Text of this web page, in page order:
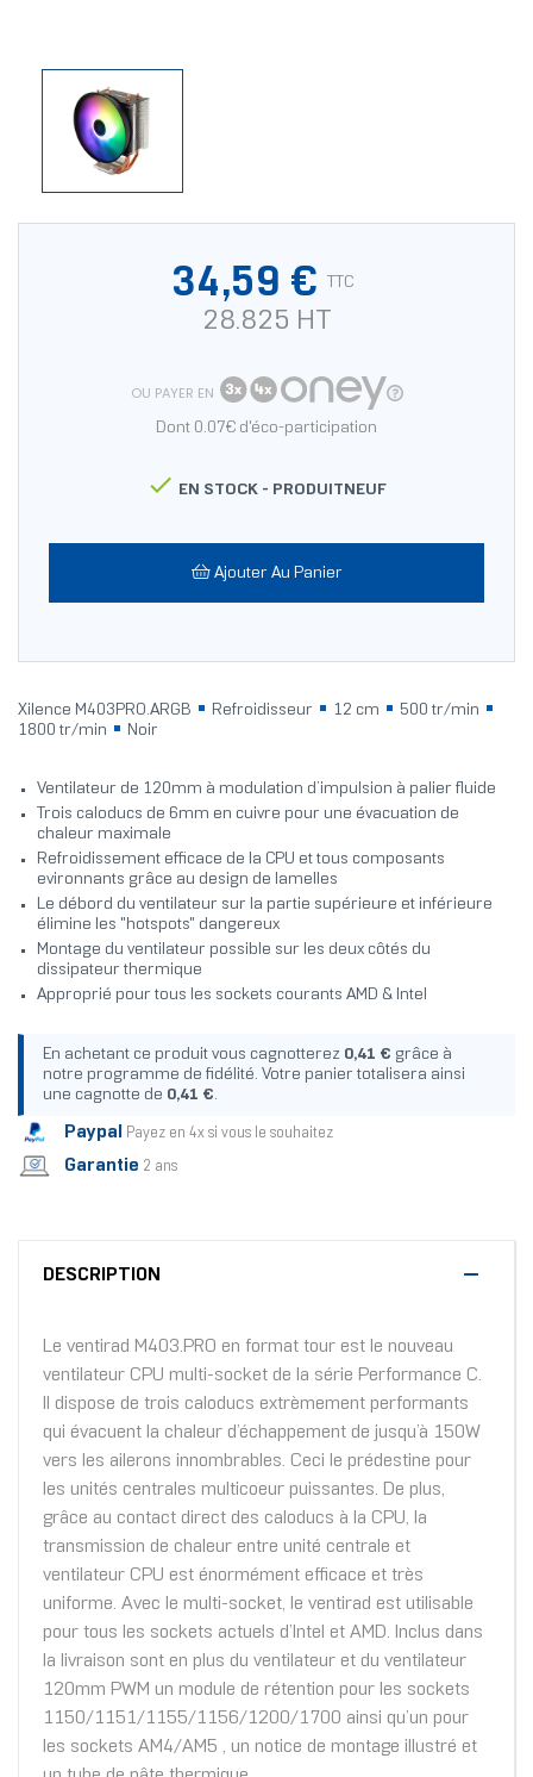
34,59 € TTC
28.825 HT
OU PAYER EN
Dont 0.07€ d'éco-participation
 EN STOCK - PRODUITNEUF
Ajouter Au Panier
Xilence M403PRO.ARGB Refroidisseur 12 cm
500 tr/min
1800 tr/min
Noir
Ventilateur de 120mm à modulation d’impulsion à palier fluide
Trois caloducs de 6mm en cuivre pour une évacuation de
chaleur maximale
Refroidissement efficace de la CPU et tous composants
evironnants grâce au design de lamelles
Le débord du ventilateur sur la partie supérieure et inférieure
élimine les "hotspots" dangereux
Montage du ventilateur possible sur les deux côtés du
dissipateur thermique
Approprié pour tous les sockets courants AMD & Intel
En achetant ce produit vous cagnotterez 0,41 € grâce à
notre programme de fidélité. Votre panier totalisera ainsi
une cagnotte de 0,41 €.
Paypal Payez en 4x si vous le souhaitez
Garantie 2 ans
DESCRIPTION
Le ventirad M403.PRO en format tour est le nouveau
ventilateur CPU multi-socket de la série Performance C.
Il dispose de trois caloducs extrèmement performants
qui évacuent la chaleur d’échappement de jusqu’à 150W
vers les ailerons innombrables. Ceci le prédestine pour
les unités centrales multicoeur puissantes. De plus,
grâce au contact direct des caloducs à la CPU, la
transmission de chaleur entre unité centrale et
ventilateur CPU est énormément efficace et très
uniforme. Avec le multi-socket, le ventirad est utilisable
pour tous les sockets actuels d’Intel et AMD. Inclus dans
la livraison sont en plus du ventilateur et du ventilateur
120mm PWM un module de rétention pour les sockets
1150/1151/1155/1156/1200/1700 ainsi qu’un pour
les sockets AM4/AM5 , un notice de montage illustré et